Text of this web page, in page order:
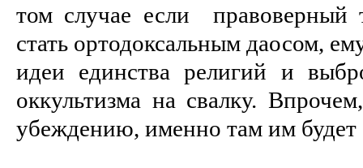
том случае если правоверный
стать ортодоксальным даосом,
идеи единства религий и
оккультизма на свалку.
убеждению, именно там им будет